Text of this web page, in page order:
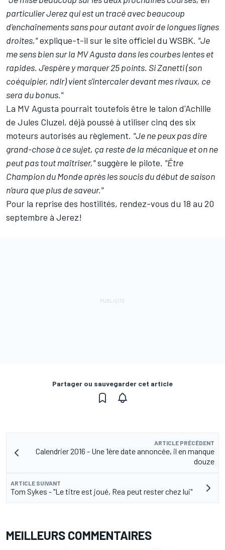
particulier Jerez qui est un tracé avec beaucoup
d'enchaînements sans pour autant avoir de longues lignes
droites,"explique-t-il sur le site officiel du WSBK. "Je
me sens bien sur la MV Agusta dans les courbes lentes et
rapides. J'espère y marquer 25 points. Si Zanetti (son
coéquipier, ndlr) vient s'intercaler devant mes rivaux, ce
sera du bonus."
La MV Agusta pourrait toutefois être le talon d'Achille
de Jules Cluzel, déjà poussé à utiliser cinq des six
moteurs autorisés au règlement. "Je ne peux pas dire
grand-chose à ce sujet, ça reste de la mécanique et on ne
peut pas tout maîtriser,"suggère le pilote. "Être
Champion du Monde après les soucis du début de saison
n’aura que plus de saveur."
Pour la reprise des hostilités, rendez-vous du 18 au 20
septembre à Jerez!
Partager ou sauvegarder cet article
ARTICLE PRÉCÉDENT
Calendrier 2016 - Une 1ère date annoncée, il en manque
douze
ARTICLE SUIVANT
Tom Sykes - "Le titre est joué, Rea peut rester chez lui"
MEILLEURS COMMENTAIRES